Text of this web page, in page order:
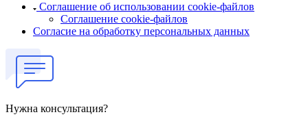
Соглашение об использовании cookie-файлов
Соглашение cookie-файлов
Согласие на обработку персональных данных
Нужна консультация?